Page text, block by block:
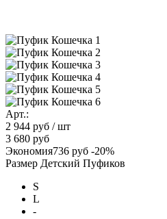
Арт.:
2 944 руб / шт
3 680 руб
Экономия736 руб -20%
Размер Детский Пуфиков
S
L
-